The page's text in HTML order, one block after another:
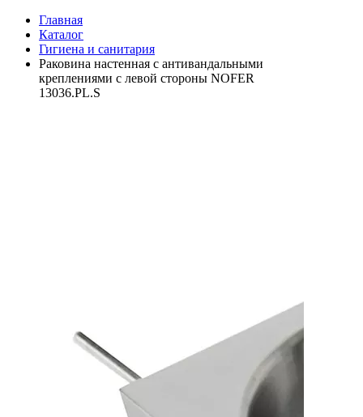
Главная
Каталог
Гигиена и санитария
Раковина настенная с антивандальными
креплениями с левой стороны NOFER
13036.PL.S